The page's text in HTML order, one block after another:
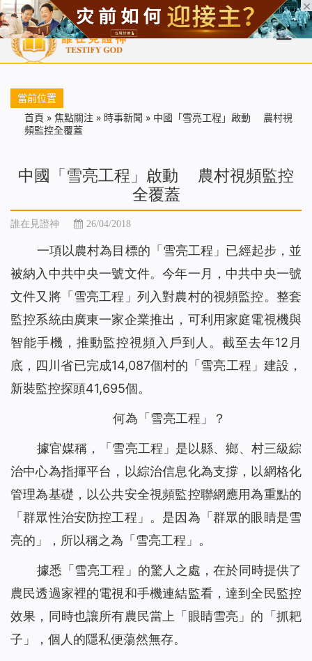
首頁 每日靈糧 天國福音 基督徒見證 信仰解答 聖經
當前位置
首頁 » 焦點關注 » 時事新聞 » 中國「雪亮工程」啟動 農村視
頻監控全覆蓋
中國「雪亮工程」啟動 農村視頻監控
全覆蓋
誰在見證神 26/04/2018
一項以農村為目標的「雪亮工程」已經起步，並
被納入中共中央一號文件。今年一月，中共中央一號
文件又將「雪亮工程」列入對農村的視頻監控。整套
監控系統由廣東一家企業推出，可利用家庭電視機與
智能手機，推動監控視頻入戶到人。截至去年12月
底，四川省已完成14,087個村的「雪亮工程」建設，
新裝監控探頭41,695個。
何為「雪亮工程」？
據官媒稱，「雪亮工程」是以縣、鄉、村三級綜
治中心為指揮平台，以綜治信息化為支撐，以網格化
管理為基礎，以公共安全視頻監控聯網應用為重點的
「群眾性治安防控工程」。是因為「群眾的眼睛是雪
亮的」，所以稱之為「雪亮工程」。
據悉「雪亮工程」的驚人之處，在於同時提供了
農民透過家裡的電視和手機連結監看，達到全民監控
效果，同時也讓所有農民當上「眼睛雪亮」的「抓耙
子」，個人的隱私便蕩然無存。